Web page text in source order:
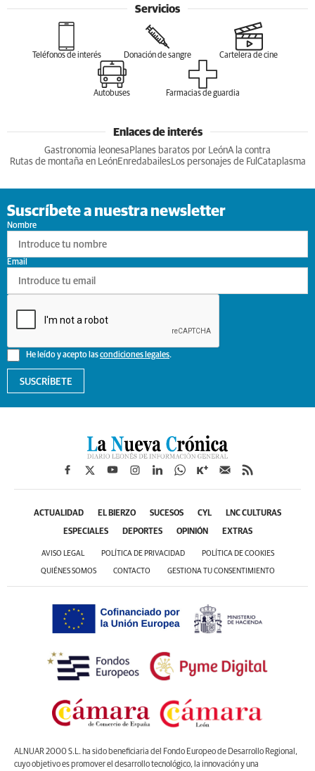
Servicios
Teléfonos de interés Donación de sangre Cartelera de cine
Autobuses Farmacias de guardia
Enlaces de interés
Gastronomia leonesa Planes baratos por LeónA la contra
Rutas de montaña en LeónEnredabailesLos personajes de Ful Cataplasma
Suscríbete a nuestra newsletter
Nombre
He leído y acepto lascondiciones legales.
Email
SUSCRÍBETE
ACTUALIDAD EL BIERZO SUCESOS CYL LNC CULTURAS
ESPECIALES DEPORTES OPINIÓN EXTRAS
AVISO LEGAL POLÍTICA DE PRIVACIDAD POLÍTICA DE COOKIES
QUIÉNES SOMOS CONTACTO GESTIONA TU CONSENTIMIENTO
ALNUAR 2000 S.L. ha sido beneficiaria del Fondo Europeo de Desarrollo Regional,
cuyo objetivo es promover el desarrollo tecnológico, la innovación y una